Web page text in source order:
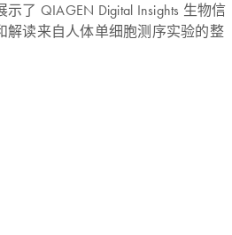
了 QIAGEN Digital Insights 生物信
解读来自人体单细胞测序实验的整